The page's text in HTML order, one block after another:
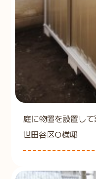
庭に物置を設置し
世田谷区O様邸